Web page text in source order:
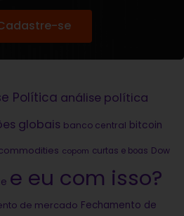
se
Política análise política
globais banco central bitcoin
copom curtas e boas Dow
e eu com isso?
de mercado Fechamento de